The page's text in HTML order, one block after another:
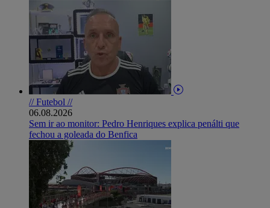
// Futebol //
06.08.2026
Sem ir ao monitor: Pedro Henriques explica penálti que
fechou a goleada do Benfica